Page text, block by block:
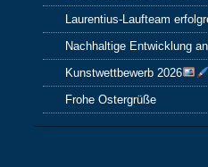
Laurentius-Laufteam
Nachhaltige Entwicklung
Kunstwettbewerb 2026
Frohe Ostergrüße